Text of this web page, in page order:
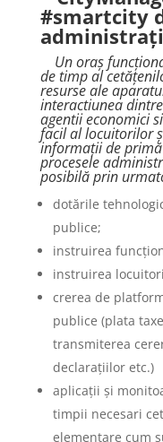
#smartcity
Un oraș
de timp al
resurse ale
interactiunea
agentii economici
facil al locuitorilor
informații de
procesele
posibilă prin
dotările
publice;
instruirea
instruirea
crerea de
publice (plata
transmiterea
declarațiilor etc.)
aplicații și
timpii necesari
elementare cum